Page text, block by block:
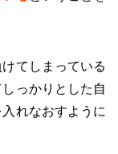
てしまっている
っかりとした自
れなおすように